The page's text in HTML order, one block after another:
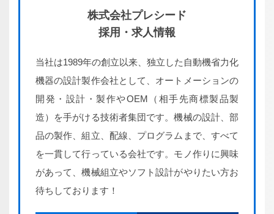
株式会社プレシード
採用・求人情報
当社は1989年の創立以来、独立した自動機省力化
機器の設計製作会社として、オートメーションの
開発・設計・製作やOEM（相手先商標製品製
造）を手がける技術者集団です。機械の設計、部
品の製作、組立、配線、プログラムまで、すべて
を一貫して行っている会社です。モノ作りに興味
があって、機械組立やソフト設計がやりたい方お
待ちしております！